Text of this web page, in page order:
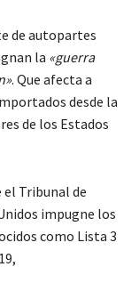
de autopartes
la «guerra
. Que afecta a
desde la
de los Estados
el Tribunal de
impugne los
como Lista 3